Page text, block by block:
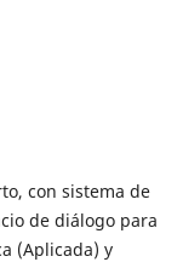
con sistema de
de diálogo para
(Aplicada) y